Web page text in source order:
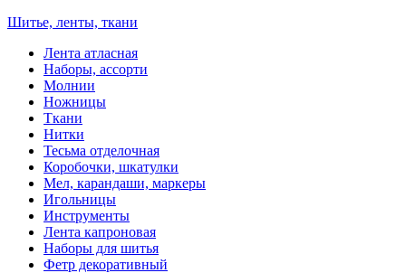
Шитье, ленты, ткани
Лента атласная
Наборы, ассорти
Молнии
Ножницы
Ткани
Нитки
Тесьма отделочная
Коробочки, шкатулки
Мел, карандаши, маркеры
Игольницы
Инструменты
Лента капроновая
Наборы для шитья
Фетр декоративный